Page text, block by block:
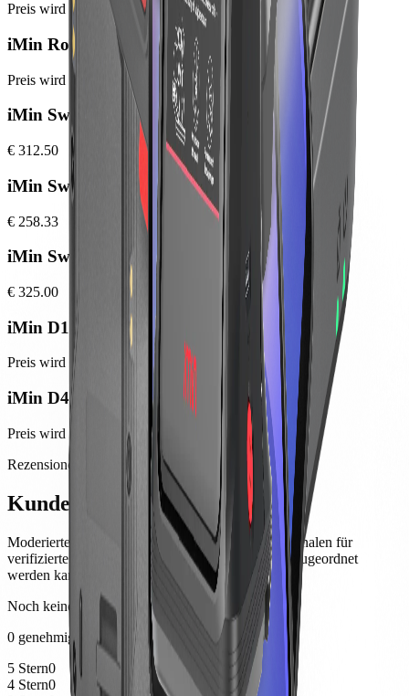
Preis wird beim Bestellabschluss angezeigt
iMin Roc 1 Max
Preis wird beim Bestellabschluss angezeigt
iMin Swift 2
€ 312.50
iMin Swift 2 Pro
€ 258.33
iMin Swift 2 Ultra
€ 325.00
iMin D1
Preis wird beim Bestellabschluss angezeigt
iMin D4 Pro
Preis wird beim Bestellabschluss angezeigt
Rezensionen
Kundennotizen
Moderiertes Produktfeedback von Kunden, mit Signalen für
verifizierte Käufe, wenn die Bestellhistorie sicher zugeordnet
werden kann.
Noch keine Bewertungen
0 genehmigte Rezensionen
5 Stern0
4 Stern0